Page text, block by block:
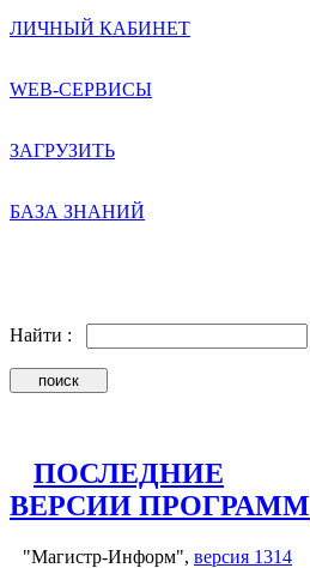
ЛИЧНЫЙ КАБИНЕТ
WEB-СЕРВИСЫ
ЗАГРУЗИТЬ
БАЗА ЗНАНИЙ
Найти :
ПОСЛЕДНИЕ
ВЕРСИИ ПРОГРАММ
"Магистр-Информ", версия 1314